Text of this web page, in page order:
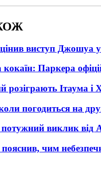
виступ Джошуа
кокаїн: Паркера
розіграють Ітаума і
погодиться на
виклик від
чим